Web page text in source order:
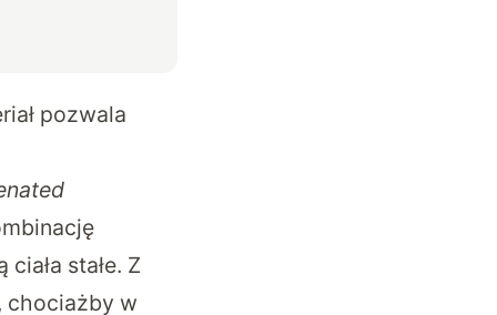
pozwala
stałe. Z
chociażby w